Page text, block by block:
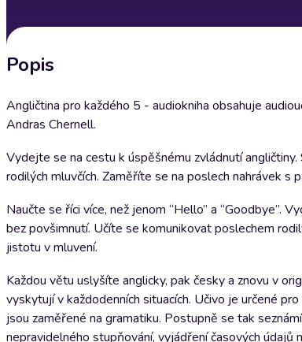
Popis
Angličtina pro každého 5 - audiokniha obsahuje
Andras Chernell.
Vydejte se na cestu k úspěšnému zvládnutí
rodilých mluvčích. Zaměříte se na poslech nahrávek
Naučte se říci více, než jenom “Hello” a “Goodbye”.
bez povšimnutí. Učíte se komunikovat poslechem
jistotu v mluvení.
Každou větu uslyšíte anglicky, pak česky a znovu v
vyskytují v každodenních situacích. Učivo je určené
jsou zaměřené na gramatiku. Postupně se tak
nepravidelného stupňování, vyjádření časových údajů